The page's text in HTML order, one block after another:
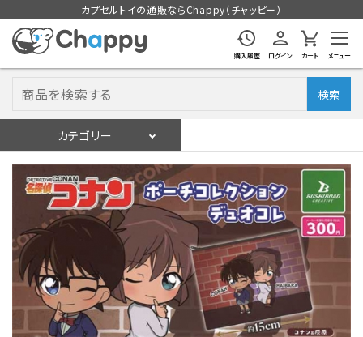
カプセルトイの通販ならChappy（チャッピー）
購入履歴 ログイン カート メニュー
検索
カテゴリー
ログイン
入荷スケジュールをチェック
カプセルトイマシン本体
カプセルトイ